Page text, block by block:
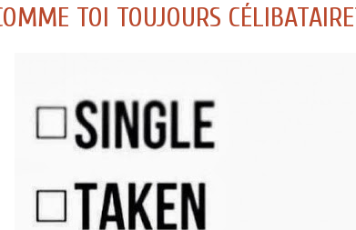
TOI TOUJOURS